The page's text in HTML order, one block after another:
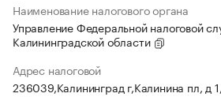
Наименование налогового органа
Управление Федеральной налоговой
Калининградской области
Адрес налоговой
236039,Калининград г,Калинина пл, д